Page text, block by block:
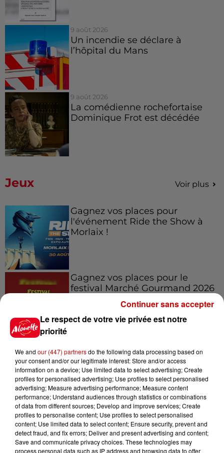
9 août 2026
Un incendie se déclare à
l’hôpital du Mans
9 août 2026
La comédienne rochefortaise
Dominique Frot est décédée
Jeux Voir plus
Gagnez vos places pour
l'événement Ride the Show à
Morlaix !
Gagnez vos places pour le
festival Marché Gourmand 2026
pour l'un des zoos de nos
régions !
Destination Vacances - Gagnez
votre séjour en famille au cœur
de la...
Le respect de votre vie privée est notre
priorité
We and our (447) partnersdo the following data processing based on
your consent and/or our legitimate interest: Store and/or access
information on a device; Use limited data to select advertising; Create
profiles for personalised advertising; Use profiles to select personalised
advertising; Measure advertising performance; Measure content
performance; Understand audiences through statistics or combinations
of data from different sources; Develop and improve services; Create
profiles to personalise content; Use profiles to select personalised
content; Use limited data to select content; Ensure security, prevent and
detect fraud, and fix errors; Deliver and present advertising and content;
Save and communicate privacy choices. These technologies may
process personal data such as IP address and browsing data to offer
Continuer sans accepter